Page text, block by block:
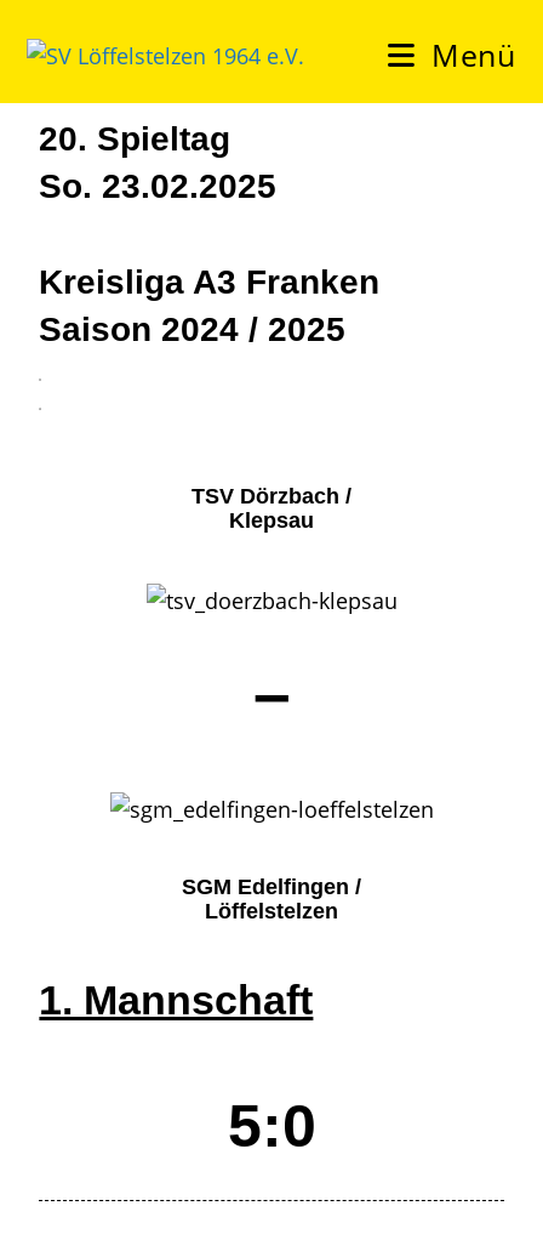
Menü
20. Spieltag
So. 23.02.2025
Kreisliga A3 Franken
Saison 2024 / 2025
3
4
TSV Dörzbach /
Klepsau
–
SGM Edelfingen /
Löffelstelzen
1. Mannschaft
5:0